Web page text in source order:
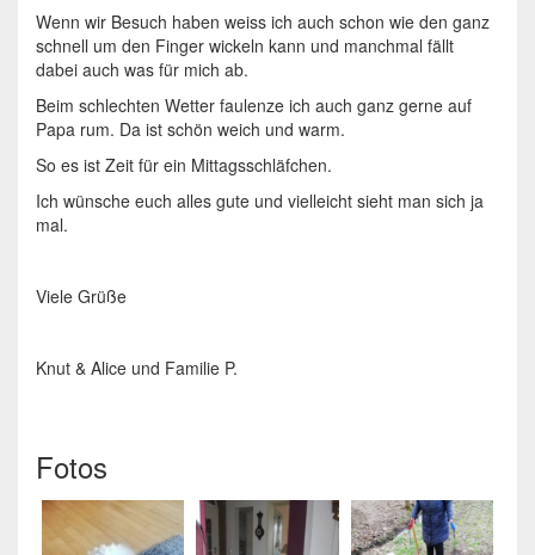
Wenn wir Besuch haben weiss ich auch schon wie den ganz
schnell um den Finger wickeln kann und manchmal fällt
dabei auch was für mich ab.
Beim schlechten Wetter faulenze ich auch ganz gerne auf
Papa rum. Da ist schön weich und warm.
So es ist Zeit für ein Mittagsschläfchen.
Ich wünsche euch alles gute und vielleicht sieht man sich ja
mal.
Viele Grüße
Knut & Alice und Familie P.
Fotos